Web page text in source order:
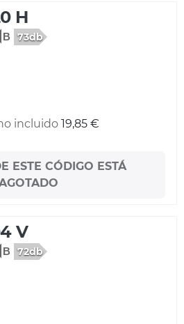
H
73db
incluido 19,85 €
ESTE CÓDIGO ESTÁ
V
72db